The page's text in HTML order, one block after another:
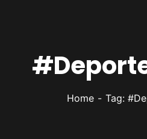
Home Tag: